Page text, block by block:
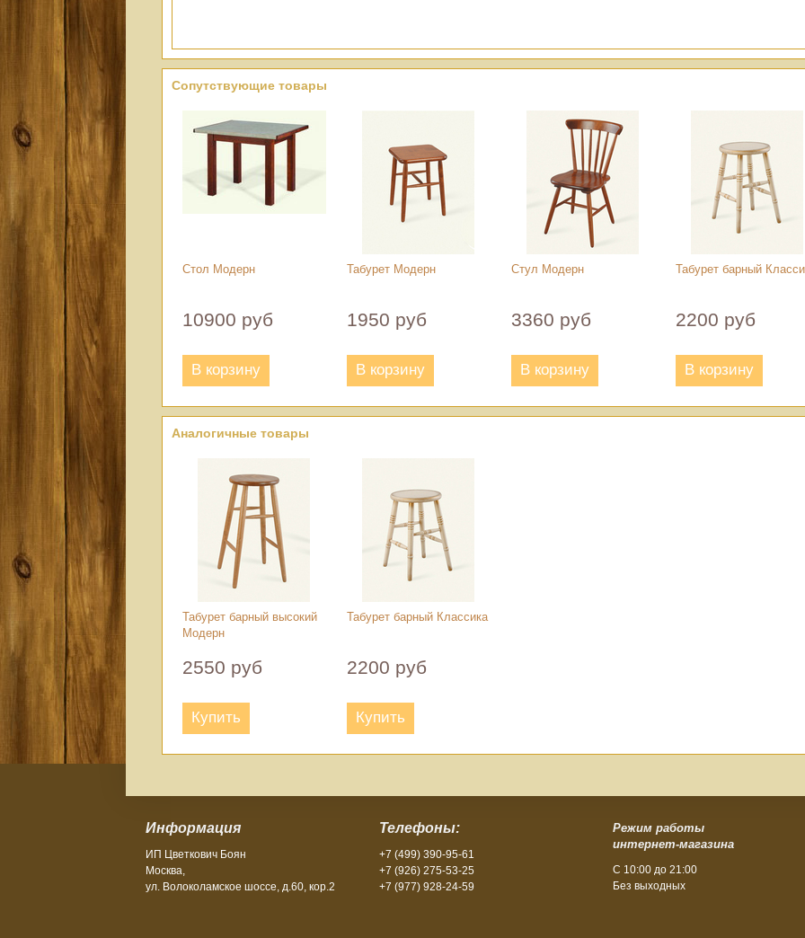
Сопутствующие товары
Стол Модерн
10900 руб
В корзину
Табурет Модерн
1950 руб
В корзину
Стул Модерн
3360 руб
В корзину
Табурет барный
2200 руб
В корзину
Аналогичные товары
Табурет барный высокий
Модерн
2550 руб
Купить
Табурет барный Классика
2200 руб
Купить
Информация
ИП Цветкович Боян
Москва,
ул. Волоколамское шоссе, д.60, кор.2
Телефоны:
+7 (499) 390-95-61
+7 (926) 275-53-25
+7 (977) 928-24-59
Режим работы
интернет-магазина
С 10:00 до 21:00
Без выходных